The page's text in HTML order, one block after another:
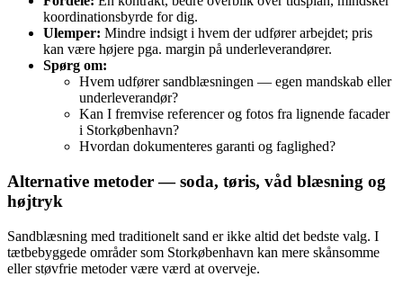
koordinationsbyrde for dig.
Ulemper: Mindre indsigt i hvem der udfører arbejdet; pris
kan være højere pga. margin på underleverandører.
Spørg om:
Hvem udfører sandblæsningen — egen mandskab eller
underleverandør?
Kan I fremvise referencer og fotos fra lignende facader
i Storkøbenhavn?
Hvordan dokumenteres garanti og faglighed?
Alternative metoder — soda, tøris, våd blæsning og
højtryk
Sandblæsning med traditionelt sand er ikke altid det bedste valg. I
tætbebyggede områder som Storkøbenhavn kan mere skånsomme
eller støvfrie metoder være værd at overveje.